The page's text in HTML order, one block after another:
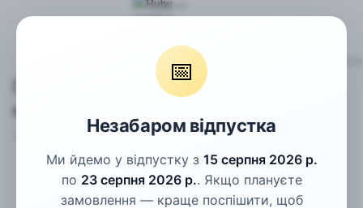
📅
Незабаром відпустка
Ми йдемо у відпустку з 15 серпня 2026 р.
по 23 серпня 2026 р.. Якщо плануєте
замовлення — краще поспішити, щоб
Костюмні гудзики Гудзики білі з бурштиновим
Гудзики білі з бурштиновим
контуром 20мм
КГ-3-32L Написати відгук